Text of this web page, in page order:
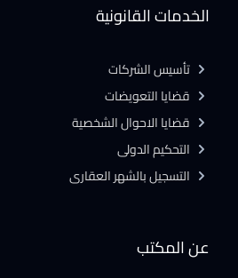
عن المكتب
الخدمات القانونية
تأسيس الشركات
قضايا التعويضات
قضايا الاحوال الشخصية
التحكيم الدولى
التسجيل بالشهر العقارى